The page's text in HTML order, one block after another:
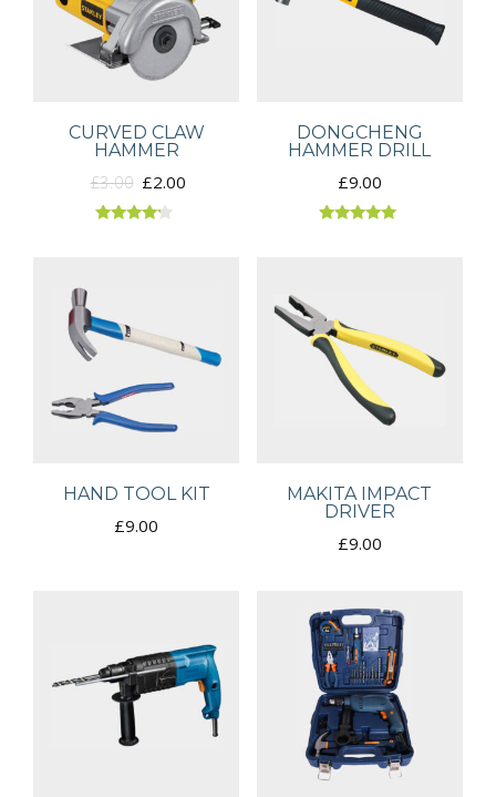
CURVED CLAW
HAMMER
£3.00 £2.00
DONGCHENG
HAMMER DRILL
£9.00
HAND TOOL KIT
£9.00
MAKITA IMPACT
DRIVER
£9.00